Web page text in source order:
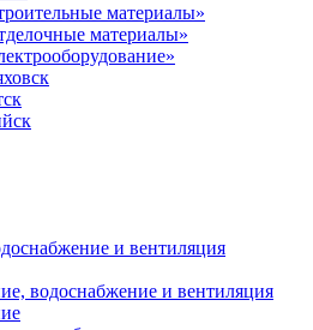
материалы»
материалы»
и вентиляция
водоснабжение и вентиляция